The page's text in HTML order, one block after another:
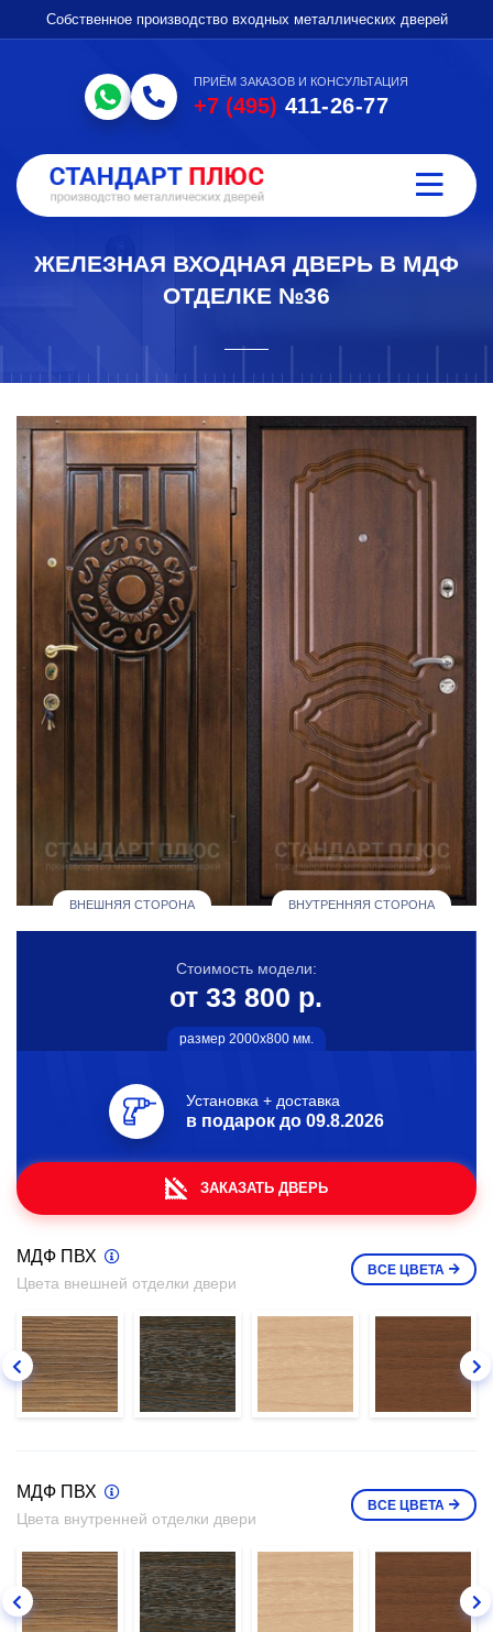
Собственное производство входных металлических дверей
ПРИЁМ ЗАКАЗОВ И КОНСУЛЬТАЦИЯ
+7 (495) 411-26-77
ЖЕЛЕЗНАЯ ВХОДНАЯ ДВЕРЬ В МДФ
ОТДЕЛКЕ №36
ВНЕШНЯЯ СТОРОНА ВНУТРЕННЯЯ СТОРОНА
Стоимость модели:
от 33 800 р.
размер 2000х800 мм.
Установка + доставка
в подарок до 09.8.2026
ЗАКАЗАТЬ ДВЕРЬ
МДФ ПВХ
Цвета внешней отделки двери
ВСЕ ЦВЕТА
МДФ ПВХ
Цвета внутренней отделки двери
ВСЕ ЦВЕТА